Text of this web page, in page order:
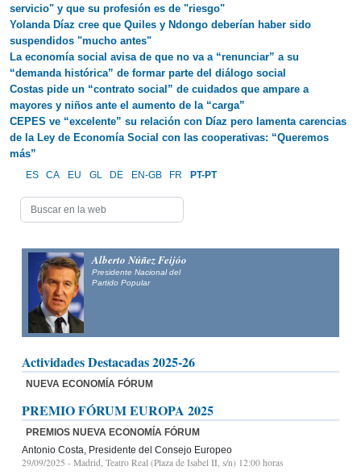
servicio" y que su profesión es de "riesgo"
Yolanda Díaz cree que Quiles y Ndongo deberían haber sido
suspendidos "mucho antes"
La economía social avisa de que no va a “renunciar” a su
“demanda histórica” de formar parte del diálogo social
Costas pide un “contrato social” de cuidados que ampare a
mayores y niños ante el aumento de la “carga”
CEPES ve “excelente” su relación con Díaz pero lamenta carencias
de la Ley de Economía Social con las cooperativas: “Queremos
más”
ES CA EU GL DE EN-GB FR PT-PT
Alberto Núñez Feijóo
Presidente Nacional del
Partido Popular
Actividades Destacadas 2025-26
NUEVA ECONOMÍA FÓRUM
PREMIO FÓRUM EUROPA 2025
PREMIOS NUEVA ECONOMÍA FÓRUM
Antonio Costa, Presidente del Consejo Europeo
29/09/2025 - Madrid, Teatro Real (Plaza de Isabel II, s/n) 12:00 horas